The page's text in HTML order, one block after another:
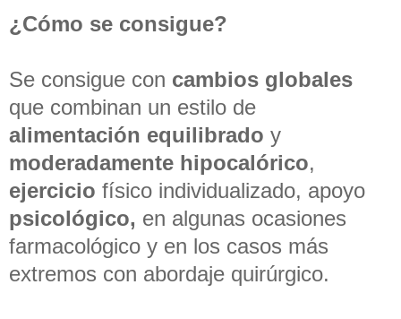
¿Cómo se consigue?
Se consigue con cambios globales
que combinan un estilo de
alimentación equilibrado y
moderadamente hipocalórico,
ejercicio físico individualizado, apoyo
psicológico, en algunas ocasiones
farmacológico y en los casos más
extremos con abordaje quirúrgico.